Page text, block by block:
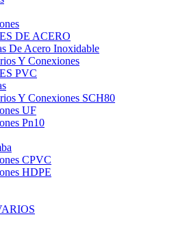
DE ACERO
De Acero Inoxidable
Y Conexiones
PVC
Y Conexiones SCH80
UF
Pn10
CPVC
HDPE